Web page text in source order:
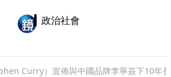
政治社會
Curry）宣佈與中國品牌李寧簽下10年長